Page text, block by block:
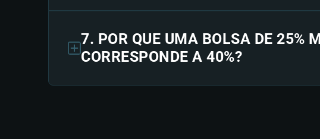
7. POR QUE UMA BOLSA DE 25%
CORRESPONDE A 40%?